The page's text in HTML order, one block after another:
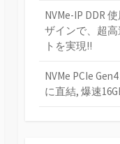
NVMe-IP DDR
ザインで、超
トを実現!!
NVMe PCIe
に直結, 爆速